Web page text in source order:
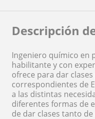
Descripción
Ingeniero químico en
habilitante y con
ofrece para dar
correspondientes de
a las distintas
diferentes formas de
de dar clases tanto